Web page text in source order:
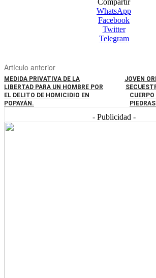
WhatsApp
Facebook
Twitter
Telegram
Artículo anterior
MEDIDA PRIVATIVA DE LA
LIBERTAD PARA UN HOMBRE POR
EL DELITO DE HOMICIDIO EN
POPAYÁN.
JOVEN
- Publicidad -